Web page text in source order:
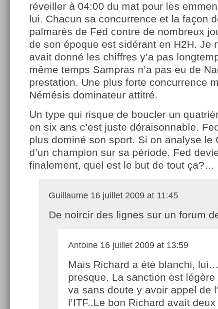
réveiller à 04:00 du mat pour les
lui. Chacun sa concurrence et la façon
palmarès de Fed contre de nombreux
de son époque est sidérant en H2H. Je
avait donné les chiffres y’a pas
même temps Sampras n’a pas eu de
prestation. Une plus forte concurrence
Némésis dominateur attitré.
Un type qui risque de boucler un
en six ans c’est juste déraisonnable.
plus dominé son sport. Si on analyse le
d’un champion sur sa période, Fed
finalement, quel est le but de tout ça?…
Guillaume 16 juillet 2009 at 11:45
De noircir des lignes sur un forum
Antoine 16 juillet 2009 at 13:59
Mais Richard a été blanchi,
presque. La sanction est
va sans doute y avoir appel de
l’ITF..Le bon Richard avait